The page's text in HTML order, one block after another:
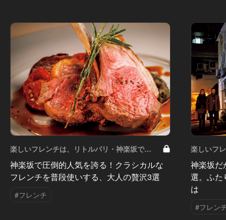
楽しいフレンチは、リトルパリ・神楽坂で
Vol.4
神楽坂で圧倒的人気を誇る！クラシカルな
フレンチを普段使いする、大人の贅沢3選
#フレンチ
楽しいフ
Vol.3
神楽坂だ
選。ふた
は
#フレン